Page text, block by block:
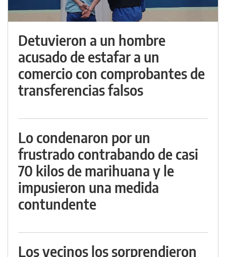
Detuvieron a un hombre
acusado de estafar a un
comercio con comprobantes de
transferencias falsos
Lo condenaron por un
frustrado contrabando de casi
70 kilos de marihuana y le
impusieron una medida
contundente
Los vecinos los sorprendieron